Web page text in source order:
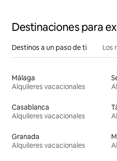
Destinaciones para
Destinos a un paso de ti Los
Málaga
Alquileres vacacionales
Casablanca
Alquileres vacacionales
Granada
Alquileres vacacionales